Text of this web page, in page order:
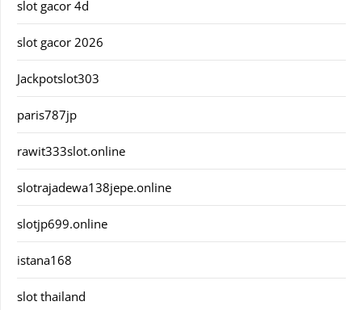
slot gacor 4d
slot gacor 2026
Jackpotslot303
paris787jp
rawit333slot.online
slotrajadewa138jepe.online
slotjp699.online
istana168
slot thailand